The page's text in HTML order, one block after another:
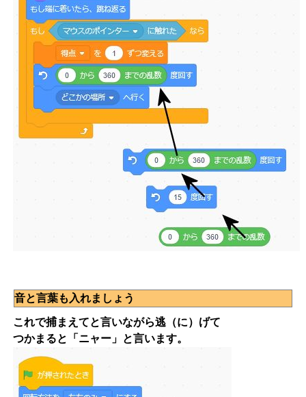
音と言葉も入れましょう
これで捕まえてと言いながら逃（に）げて
つかまると「ニャー」と言います。